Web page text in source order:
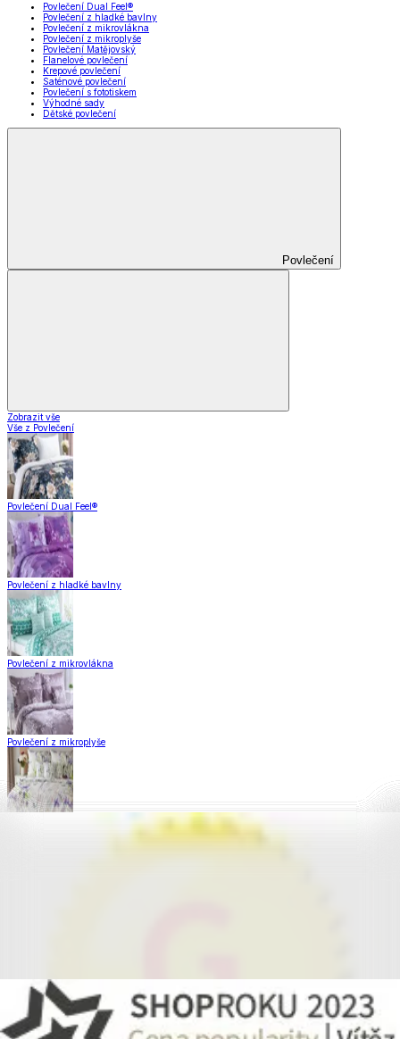
Povlečení Dual Feel®
Povlečení z hladké bavlny
Povlečení z mikrovlákna
Povlečení z mikroplyše
Povlečení Matějovský
Flanelové povlečení
Krepové povlečení
Saténové povlečení
Povlečení s fototiskem
Výhodné sady
Dětské povlečení
Povlečení
Zobrazit vše
Vše z Povlečení
Povlečení Dual Feel®
Povlečení z hladké bavlny
Povlečení z mikrovlákna
Povlečení z mikroplyše
Krepové povlečení